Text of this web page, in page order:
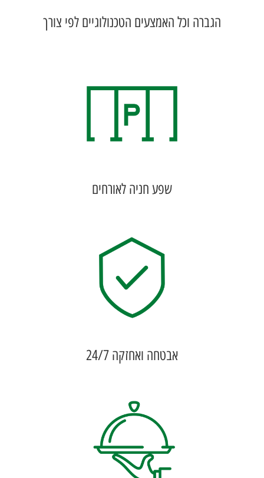
הגברה וכל האמצעים הטכנולוגיים לפי צורך
שפע חניה לאורחים
אבטחה ואחזקה 24/7